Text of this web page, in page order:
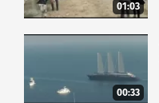
01:03
00:33